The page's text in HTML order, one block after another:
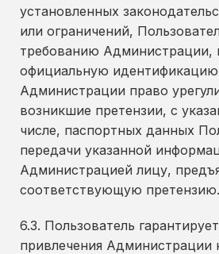
установленных
или ограничений,
требованию Администрации,
официальную
Администрации право
возникшие претензии, с
числе, паспортных данных
передачи указанной
Администрацией лицу,
соответствующую претензию.
6.3. Пользователь
привлечения Администрации